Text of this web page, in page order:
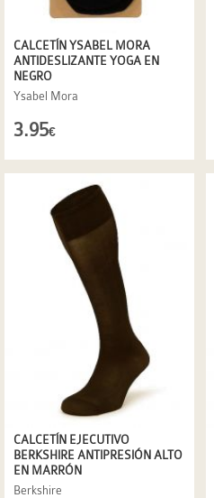
CALCETÍN YSABEL MORA
ANTIDESLIZANTE YOGA EN
NEGRO
Ysabel Mora
3.95€
CALCETÍN EJECUTIVO
BERKSHIRE ANTIPRESIÓN ALTO
EN MARRÓN
Berkshire